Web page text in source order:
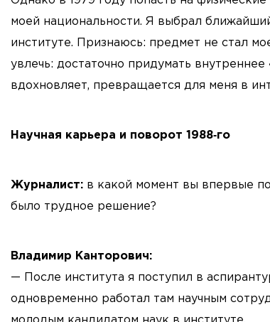
моей национальности. Я выбрал
институте. Признаюсь: предмет не стал
увлечь: достаточно придумать
вдохновляет, превращается для меня в
Научная карьера и поворот 1988‑го
Журналист: в какой момент вы впервые
было трудное решение?
Владимир Канторович:
— После института я поступил в
одновременно работал там научным